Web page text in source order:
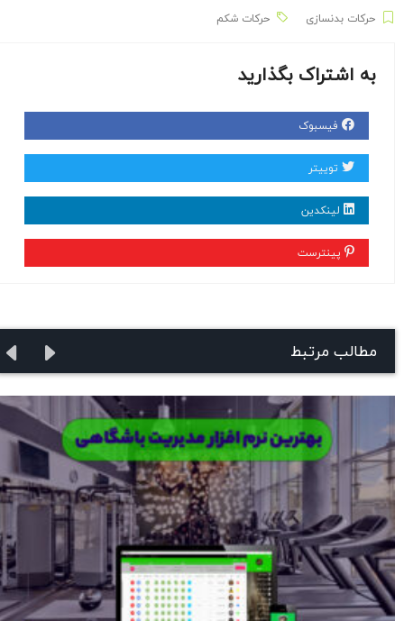
حرکات بدنسازی حرکات شکم
به اشتراک بگذارید
فیسبوک
توییتر
لینکدین
پینترست
مطالب مرتبط